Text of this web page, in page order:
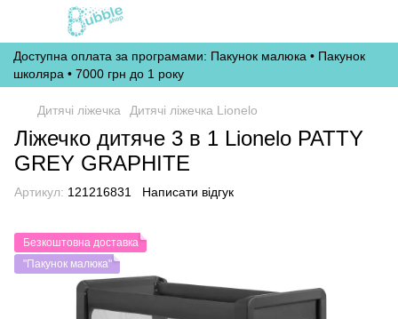
Доступна оплата за програмами: Пакунок малюка • Пакунок
школяра • 7000 грн до 1 року
Дитячі ліжечка Дитячі ліжечка Lionelo
Ліжечко дитяче 3 в 1 Lionelo PATTY
GREY GRAPHITE
Артикул: 121216831 Написати відгук
Безкоштовна доставка
"Пакунок малюка"